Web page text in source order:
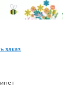
заказ